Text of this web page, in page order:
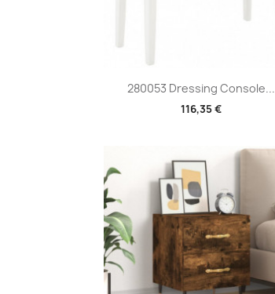
280053 Dressing Console...
116,35 €
Vorschau